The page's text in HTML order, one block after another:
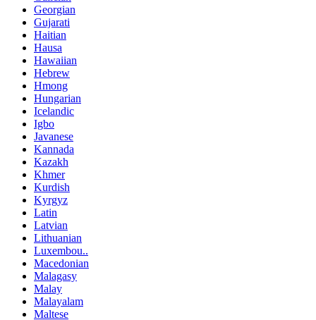
Georgian
Gujarati
Haitian
Hausa
Hawaiian
Hebrew
Hmong
Hungarian
Icelandic
Igbo
Javanese
Kannada
Kazakh
Khmer
Kurdish
Kyrgyz
Latin
Latvian
Lithuanian
Luxembou..
Macedonian
Malagasy
Malay
Malayalam
Maltese